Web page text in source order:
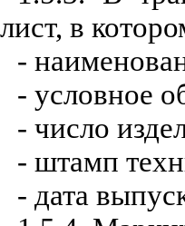
лист, в
-
- условное
- число
- штамп
- дата